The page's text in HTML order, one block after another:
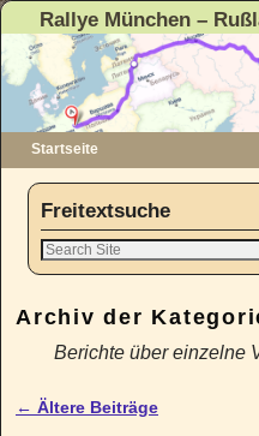
Rallye München –
Startseite
Zum Inhalt wechseln
Zum sekundären Inhalt wechseln
Freitextsuche
Archiv der
Berichte über einzelne
Artikelnavigation
← Ältere Beiträge